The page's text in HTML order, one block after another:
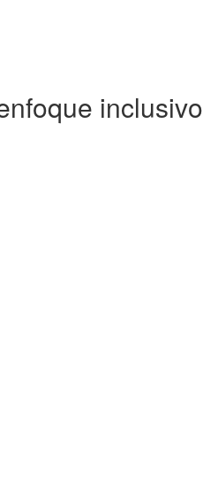
inclusivo